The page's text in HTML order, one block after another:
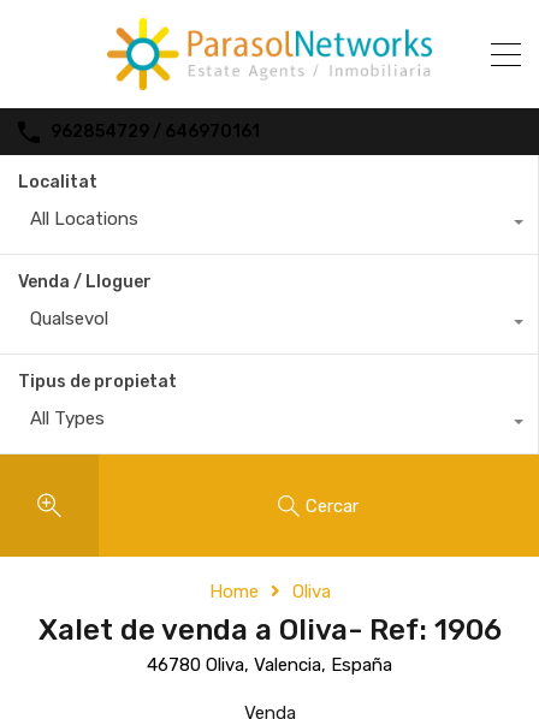
962854729 / 646970161
Localitat
All Locations
Venda / Lloguer
Qualsevol
Tipus de propietat
All Types
Cercar
Home Oliva
Xalet de venda a Oliva- Ref: 1906
46780 Oliva, Valencia, España
Venda